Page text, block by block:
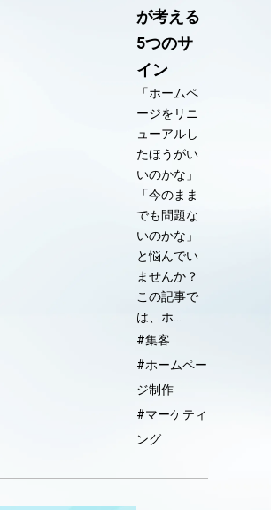
が考える
5つのサ
イン
「ホームペ
ージをリニ
ューアルし
たほうがい
いのかな」
「今のまま
でも問題な
いのかな」
と悩んでい
ませんか？
この記事で
は、ホ…
#集客
#ホームペー
ジ制作
#マーケティ
ング